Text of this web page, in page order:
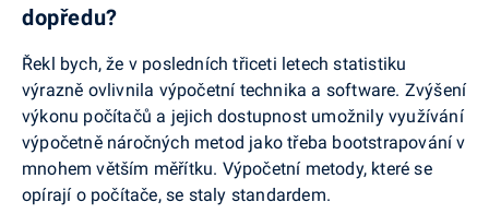
dopředu?
Řekl bych, že v posledních třiceti letech statistiku
výrazně ovlivnila výpočetní technika a software. Zvýšení
výkonu počítačů a jejich dostupnost umožnily využívání
výpočetně náročných metod jako třeba bootstrapování v
mnohem větším měřítku. Výpočetní metody, které se
opírají o počítače, se staly standardem.